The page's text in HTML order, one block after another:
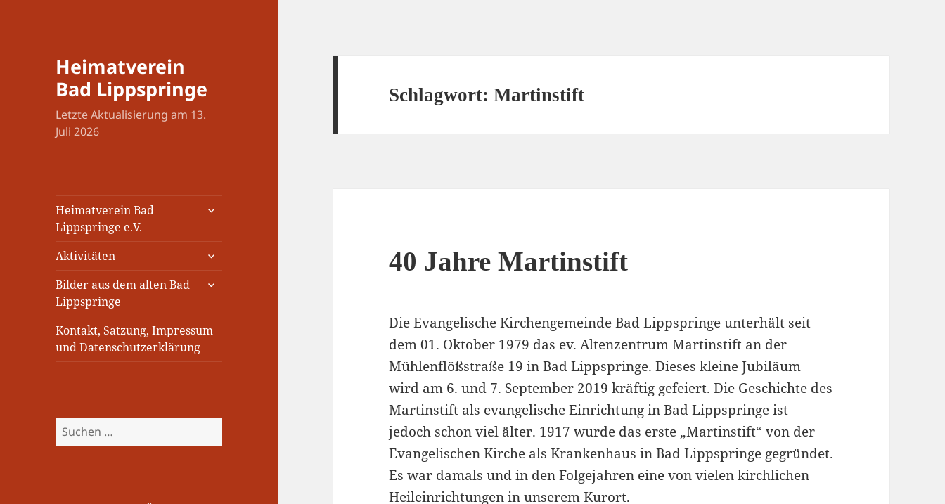
Heimatverein
Bad Lippspringe
Letzte Aktualisierung am 13.
Juli 2026
Heimatverein Bad
Lippspringe e.V.
untermenü
Aktivitäten
untermenü
öffnen
Bilder aus dem alten Bad
Lippspringe
untermenü
Kontakt, Satzung, Impressum
und Datenschutzerklärung
Suchen
nach:
Schlagwort:Martinstift
40 Jahre Martinstift
Die Evangelische Kirchengemeinde Bad Lippspringe unterhält seit
dem 01. Oktober 1979 das ev. Altenzentrum Martinstift an der
Mühlenflößstraße 19 in Bad Lippspringe. Dieses kleine Jubiläum
wird am 6. und 7. September 2019 kräftig gefeiert. Die Geschichte des
Martinstift als evangelische Einrichtung in Bad Lippspringe ist
jedoch schon viel älter. 1917 wurde das erste „Martinstift“ von der
Evangelischen Kirche als Krankenhaus in Bad Lippspringe gegründet.
Es war damals und in den Folgejahren eine von vielen kirchlichen
Heileinrichtungen in unserem Kurort.